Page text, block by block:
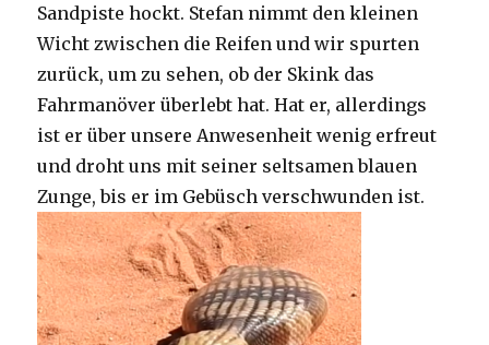
Sandpiste hockt. Stefan nimmt den kleinen
Wicht zwischen die Reifen und wir spurten
zurück, um zu sehen, ob der Skink das
Fahrmanöver überlebt hat. Hat er, allerdings
ist er über unsere Anwesenheit wenig erfreut
und droht uns mit seiner seltsamen blauen
Zunge, bis er im Gebüsch verschwunden ist.